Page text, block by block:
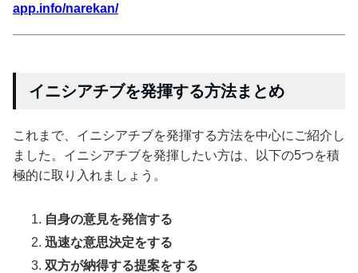
app.info/narekan/
イニシアチブを発揮する方法まとめ
これまで、イニシアチブを発揮する方法を中心にご紹介し
ました。イニシアチブを発揮したい方は、以下の5つを積
極的に取り入れましょう。
自身の意見を発信する
迅速な意思決定をする
双方が納得する提案をする